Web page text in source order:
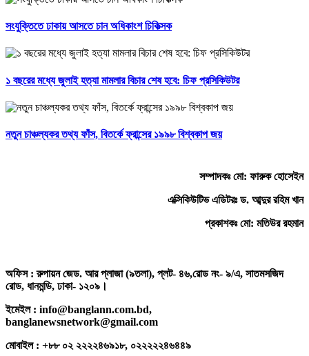
সংযুক্তিতে ঢাকায় আসতে চান অধিকাংশ চিকিত্সক
১ বছরের মধ্যে জুলাই হত্যা মামলার বিচার শেষ হবে: চিফ প্রসিকিউটর
নতুন চাঞ্চল্যকর তথ্য ফাঁস, বিতর্কে ফ্রান্সের ১৯৯৮ বিশ্বকাপ জয়
সম্পাদকঃ মো: ফারুক হোসেইন
এক্সিকিউটিভ এডিটরঃ ড. আব্দুর রহিম খান
প্রকাশকঃ মো: মতিউর রহমান
অফিস : রুপায়ন জেড. আর প্লাজা (৯তলা), প্লট- ৪৬,রোড নং- ৯/এ, সাতমসজিদ
রোড, ধানমন্ডি, ঢাকা- ১২০৯।
ইমেইল : info@banglann.com.bd,
banglanewsnetwork@gmail.com
মোবাইল : +৮৮ ০২ ২২২২৪৬৯১৮, ০২২২২২৪৬৪৪৯